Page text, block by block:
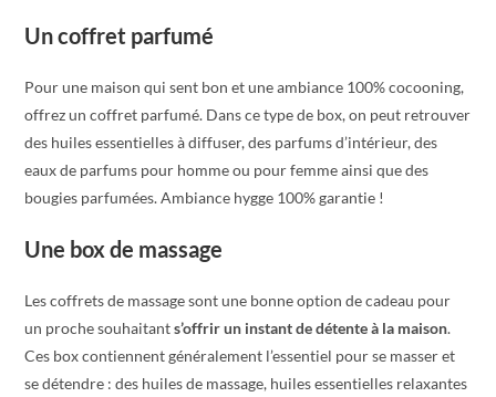
Un coffret parfumé
Pour une maison qui sent bon et une ambiance 100% cocooning,
offrez un coffret parfumé. Dans ce type de box, on peut retrouver
des huiles essentielles à diffuser, des parfums d’intérieur, des
eaux de parfums pour homme ou pour femme ainsi que des
bougies parfumées. Ambiance hygge 100% garantie !
Une box de massage
Les coffrets de massage sont une bonne option de cadeau pour
un proche souhaitants’offrir un instant de détente à la maison.
Ces box contiennent généralement l’essentiel pour se masser et
se détendre : des huiles de massage, huiles essentielles relaxantes